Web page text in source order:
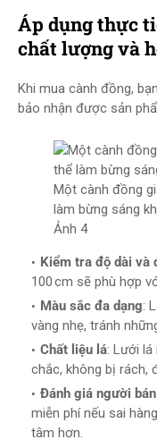
Áp dụng thực
chất lượng và
Khi mua cành đồng,
bảo nhận được sản
Một cành đồng
làm bừng sáng
Ảnh 4
Kiểm tra độ dài và
100 cm sẽ phù hợp
Màu sắc đa dạng:
vàng nhẹ, tránh
Chất liệu lá: Lưới lá
chắc, không bị rách,
Đánh giá người bán
miễn phí nếu sai
tâm hơn.